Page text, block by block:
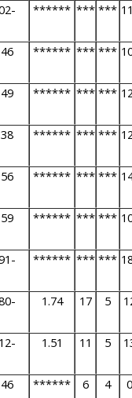
-0.02
2.60
0.03
0.46
2.26
0.01
0.49
2.52
0.02
0.38
2.65
0.03
0.56
2.72
0.03
0.59
1.94
0.01
-1.91
4.08
0.15
2.69
0.08
2.59
0.07
2.46
2.48
0.05